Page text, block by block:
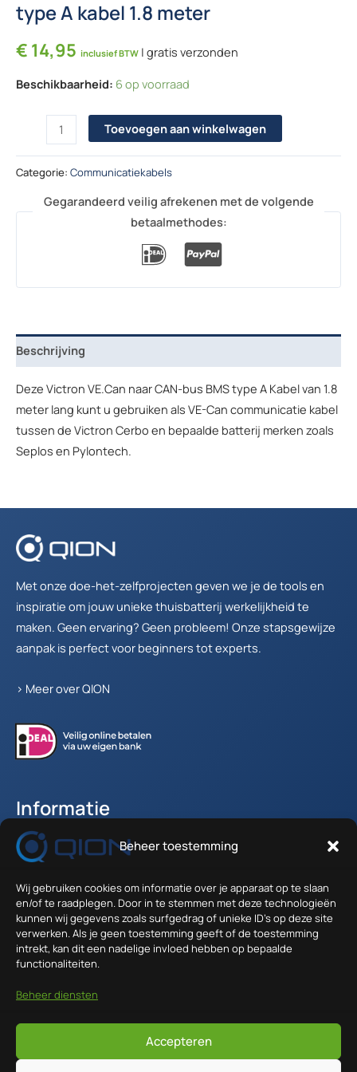
Beheer toestemming
Wij gebruiken cookies om informatie over je apparaat op te slaan
en/of te raadplegen. Door in te stemmen met deze technologieën
kunnen wij gegevens zoals surfgedrag of unieke ID's op deze site
verwerken. Als je geen toestemming geeft of de toestemming
intrekt, kan dit een nadelige invloed hebben op bepaalde
functionaliteiten.
Beheer diensten
Accepteren
type A kabel 1.8 meter
€ 14,95 inclusief BTW | gratis verzonden
Beschikbaarheid: 6 op voorraad
Victron VE.Can naar CAN-bus BMS type A kabel 1.8 meter aantal
Toevoegen aan winkelwagen
Categorie: Communicatiekabels
Gegarandeerd veilig afrekenen met de volgende
betaalmethodes:
Beschrijving
Deze Victron VE.Can naar CAN-bus BMS type A Kabel van 1.8
meter lang kunt u gebruiken als VE-Can communicatie kabel
tussen de Victron Cerbo en bepaalde batterij merken zoals
Seplos en Pylontech.
Met onze doe-het-zelfprojecten geven we je de tools en
inspiratie om jouw unieke thuisbatterij werkelijkheid te
maken. Geen ervaring? Geen probleem! Onze stapsgewijze
aanpak is perfect voor beginners tot experts.
> Meer over QION
Informatie
Accountgegevens
Verzenden en Retour
Algemene voorwaarden
Contact
Anodeweg 1 - 36